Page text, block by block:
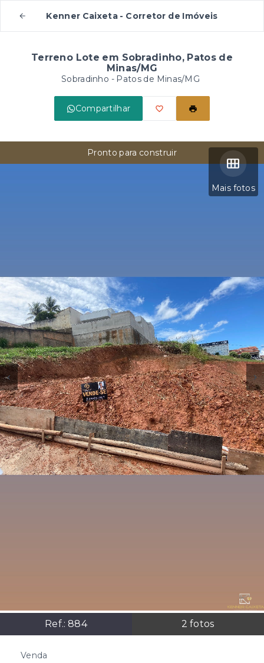
Kenner Caixeta - Corretor de Imóveis
Terreno Lote em Sobradinho, Patos de
Minas/MG
Sobradinho - Patos de Minas/MG
Compartilhar
Mais fotos
Ref.:884 2 fotos
Pronto para construir
Venda